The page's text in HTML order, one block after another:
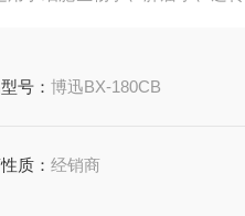
号：博迅BX-180CB
质：经销商